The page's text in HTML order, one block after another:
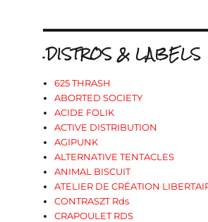
.DISTROS & LABELS
625 THRASH
ABORTED SOCIETY
ACIDE FOLIK
ACTIVE DISTRIBUTION
AGIPUNK
ALTERNATIVE TENTACLES
ANIMAL BISCUIT
ATELIER DE CRÉATION
CONTRASZT Rds
CRAPOULET RDS